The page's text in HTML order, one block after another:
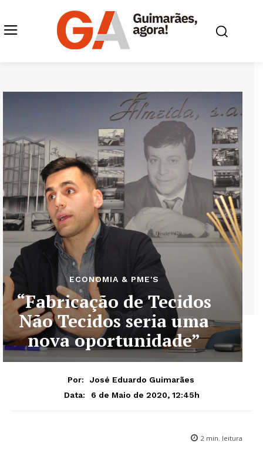
ECONOMIA & PME'S
“Fabricação de Tecidos
Não Tecidos seria uma
nova oportunidade”
Por:
José Eduardo Guimarães
Data:
6 de Maio de 2020, 12:45h
2 min. leitura